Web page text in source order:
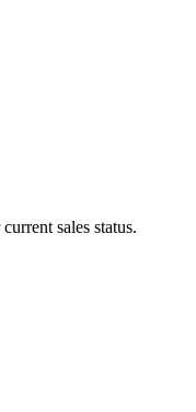
sales status.